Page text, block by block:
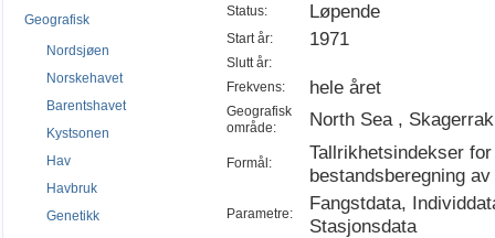
Geografisk
Nordsjøen
Norskehavet
Barentshavet
Kystsonen
Hav
Havbruk
Genetikk
Status: Løpende
Start år: 1971
Slutt år:
Frekvens:
hele året
Geografisk
område:
North Sea , Skagerrak
Formål:
Tallrikhetsindekser
bestandsberegning
Parametre:
Fangstdata,
Stasjonsdata